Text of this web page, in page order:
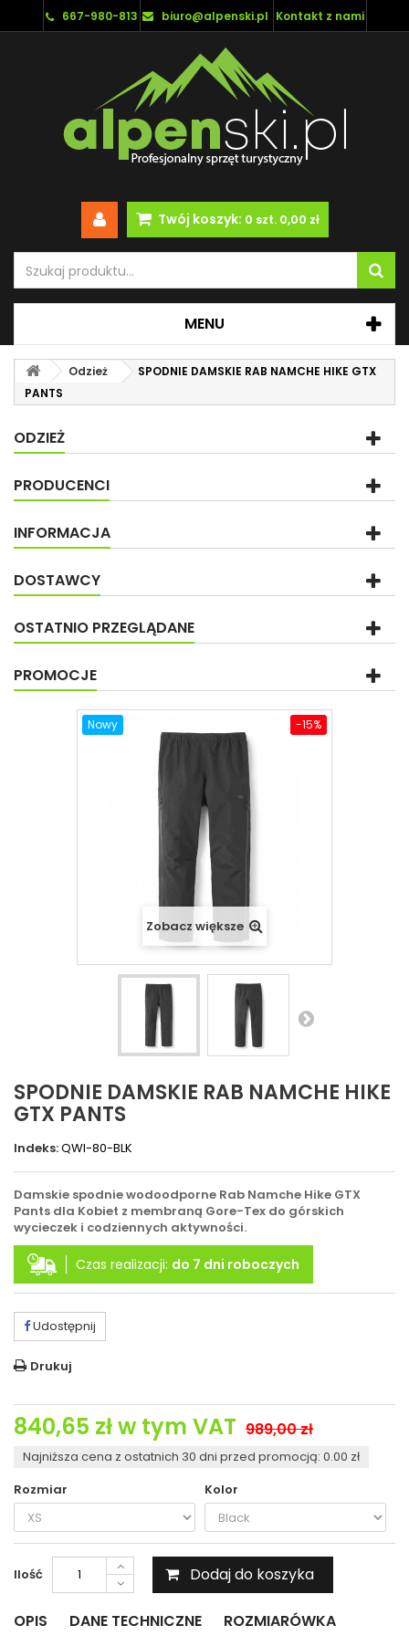
667-980-813 biuro@alpenski.pl Kontakt z nami
Twój koszyk: 0 szt. 0,00 zł
MENU
Odzież
SPODNIE DAMSKIE RAB NAMCHE HIKE GTX
PANTS
ODZIEŻ
PRODUCENCI
INFORMACJA
DOSTAWCY
OSTATNIO PRZEGLĄDANE
PROMOCJE
Nowy -15%
Zobacz większe
SPODNIE DAMSKIE RAB NAMCHE HIKE
GTX PANTS
Indeks:QWI-80-BLK
Damskie spodnie wodoodporne Rab Namche Hike GTX
Pants dla Kobiet z membraną Gore-Tex do górskich
wycieczek i codziennych aktywności.
Czas realizacji: do 7 dni roboczych
Udostępnij
Drukuj
840,65 złw tym VAT 989,00 zł
Najniższa cena z ostatnich 30 dni przed promocją: 0.00 zł
Rozmiar
Kolor
Ilość Dodaj do koszyka
OPIS DANE TECHNICZNE ROZMIARÓWKA